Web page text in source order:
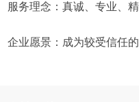
服务理念：真诚、专业、
企业愿景：成为较受信任